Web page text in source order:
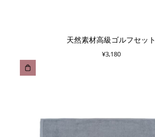
天然素材高級ゴルフセット
¥3,180